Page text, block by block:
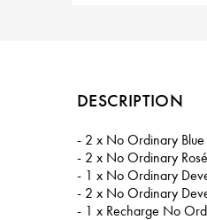
DESCRIPTION
- 2 x No Ordinary Blue
- 2 x No Ordinary
- 1 x No Ordinary
- 2 x No Ordinary
- 1 x Recharge No